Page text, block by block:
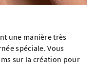
une manière très
spéciale. Vous
sur la création pour